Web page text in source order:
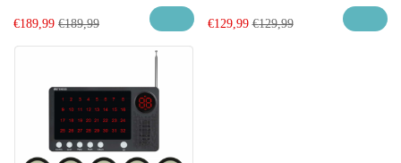
€189,99 €189,99
Chiamata Wireless per Ristorante,
Assistenza Sanitaria, Ospedale
€129,99 €129,99